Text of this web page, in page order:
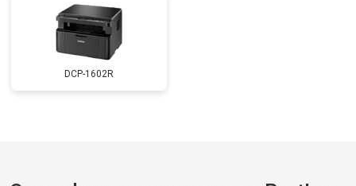
DCP-1602R